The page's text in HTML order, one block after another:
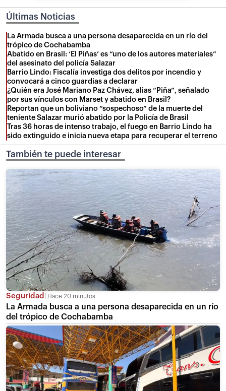
Últimas Noticias
La Armada busca a una persona desaparecida en un río del
trópico de Cochabamba
Abatido en Brasil: ‘El Piñas’ es “uno de los autores materiales”
del asesinato del policía Salazar
Barrio Lindo: Fiscalía investiga dos delitos por incendio y
convocará a cinco guardias a declarar
¿Quién era José Mariano Paz Chávez, alias “Piña”, señalado
por sus vínculos con Marset y abatido en Brasil?
Reportan que un boliviano “sospechoso” de la muerte del
teniente Salazar murió abatido por la Policía de Brasil
Tras 36 horas de intenso trabajo, el fuego en Barrio Lindo ha
sido extinguido e inicia nueva etapa para recuperar el terreno
También te puede interesar
Seguridad Hace 20 minutos
La Armada busca a una persona desaparecida en un río
del trópico de Cochabamba